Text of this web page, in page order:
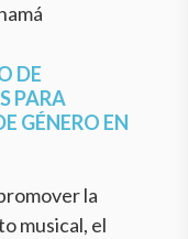
DE
PARA
GÉNERO EN
la
musical, el